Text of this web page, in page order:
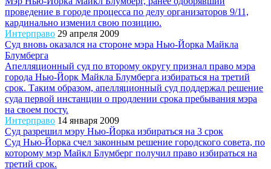
проведение в городе процесса по делу организаторов 9/11,
кардинально изменил свою позицию.
Интерправо 29 апреля 2009
Суд вновь оказался на стороне мэра Нью-Йорка Майкла
Блумберга
Апелляционный суд по второму округу признал право мэра
города Нью-Йорк Майкла Блумберга избираться на третий
срок. Таким образом, апелляционный суд поддержал решение
суда первой инстанции о продлении срока пребывания мэра
на своем посту.
Интерправо 14 января 2009
Суд разрешил мэру Нью-Йорка избираться на 3 срок
Суд Нью-Йорка счел законным решение городского совета, по
которому мэр Майкл Блумберг получил право избираться на
третий срок.